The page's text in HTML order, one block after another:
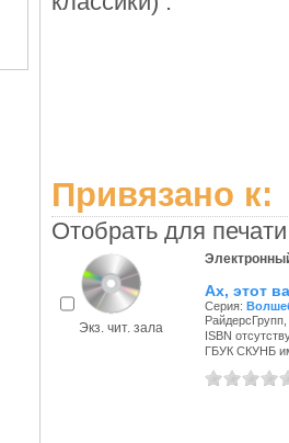
Привязано к:
Отобрать для
Экз. чит. зала
Ах, этот
Серия:
РайдерсГрупп,
ISBN
ГБУК СКУНБ